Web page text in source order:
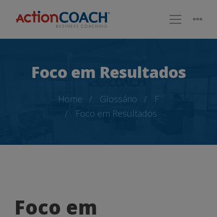
Foco em Resultados
Home Glossário
F
Foco em Resultados
Foco
Foco em